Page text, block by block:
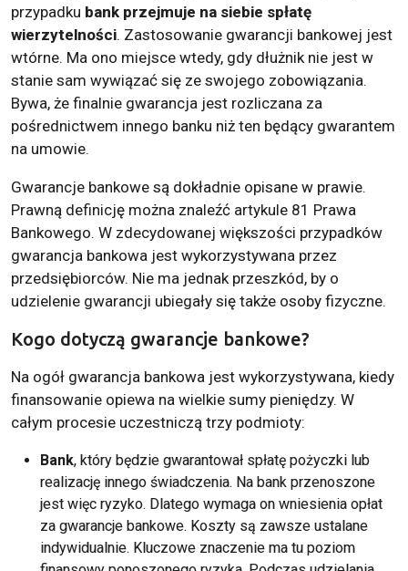
przypadku bank przejmuje na siebie spłatę
wierzytelności. Zastosowanie gwarancji bankowej jest
wtórne. Ma ono miejsce wtedy, gdy dłużnik nie jest w
stanie sam wywiązać się ze swojego zobowiązania.
Bywa, że finalnie gwarancja jest rozliczana za
pośrednictwem innego banku niż ten będący gwarantem
na umowie.
Gwarancje bankowe są dokładnie opisane w prawie.
Prawną definicję można znaleźć artykule 81 Prawa
Bankowego. W zdecydowanej większości przypadków
gwarancja bankowa jest wykorzystywana przez
przedsiębiorców. Nie ma jednak przeszkód, by o
udzielenie gwarancji ubiegały się także osoby fizyczne.
Kogo dotyczą gwarancje bankowe?
Na ogół gwarancja bankowa jest wykorzystywana, kiedy
finansowanie opiewa na wielkie sumy pieniędzy. W
całym procesie uczestniczą trzy podmioty:
Bank, który będzie gwarantował spłatę pożyczki lub
realizację innego świadczenia. Na bank przenoszone
jest więc ryzyko. Dlatego wymaga on wniesienia opłat
za gwarancje bankowe. Koszty są zawsze ustalane
indywidualnie. Kluczowe znaczenie ma tu poziom